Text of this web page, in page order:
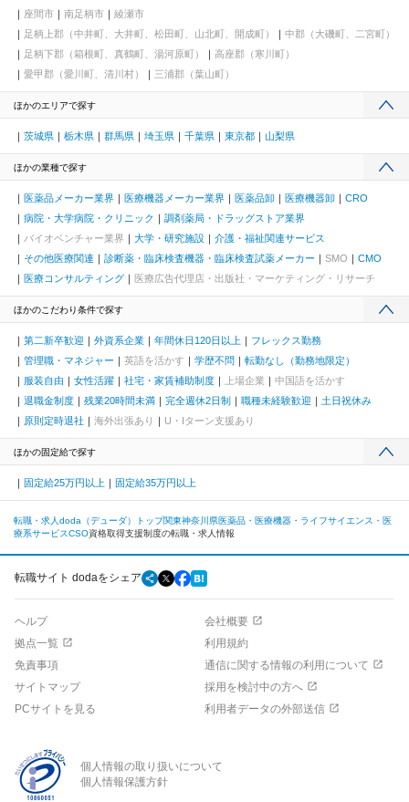
座間市
南足柄市
綾瀬市
足柄上郡（中井町、大井町、松田町、山北町、開成町）
中郡（大磯町、二宮町）
足柄下郡（箱根町、真鶴町、湯河原町）
高座郡（寒川町）
愛甲郡（愛川町、清川村）
三浦郡（葉山町）
ほかのエリアで探す
茨城県 栃木県 群馬県 埼玉県 千葉県 東京都 山梨県
ほかの業種で探す
医薬品メーカー業界 医療機器メーカー業界 医薬品卸 医療機器卸
CRO
病院・大学病院・クリニック
調剤薬局・ドラッグストア業界
バイオベンチャー業界
大学・研究施設
介護・福祉関連サービス
その他医療関連
診断薬・臨床検査機器・臨床検査試薬メーカー SMO
CMO
医療コンサルティング
医療広告代理店・出版社・マーケティング・リサーチ
ほかのこだわり条件で探す
第二新卒歓迎 外資系企業 年間休日120日以上
フレックス勤務
管理職・マネジャー
英語を活かす 学歴不問
転勤なし（勤務地限定）
服装自由
女性活躍 社宅・家賃補助制度 上場企業
中国語を活かす
退職金制度
残業20時間未満 完全週休2日制 職種未経験歓迎
土日祝休み
原則定時退社
海外出張あり U・Iターン支援あり
ほかの固定給で探す
固定給25万円以上 固定給35万円以上
転職・求人doda（デューダ）トップ関東神奈川県医薬品・医療機器・ライフサイエンス・医
療系サービスCSO資格取得支援制度の転職・求人情報
転職サイト dodaをシェア
ヘルプ
会社概要
拠点一覧
利用規約
免責事項
通信に関する情報の利用について
サイトマップ
採用を検討中の方へ
PCサイトを見る
利用者データの外部送信
個人情報の取り扱いについて
個人情報保護方針